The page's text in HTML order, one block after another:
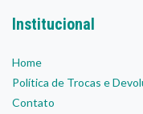
Institucional
Home
Política de Trocas e
Contato